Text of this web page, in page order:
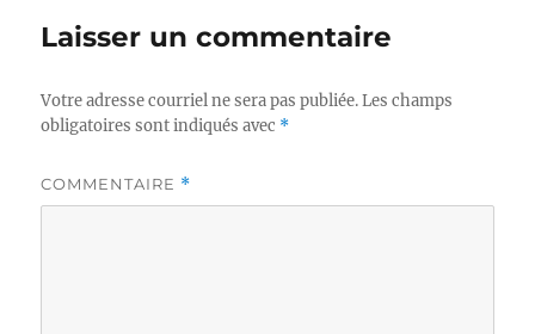
Laisser un commentaire
Votre adresse courriel ne sera pas publiée. Les champs
obligatoires sont indiqués avec *
COMMENTAIRE *